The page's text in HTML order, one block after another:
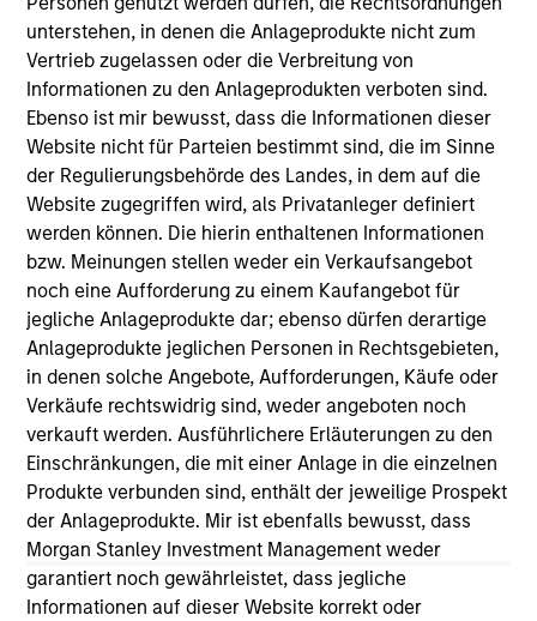
unterstehen, in denen die Anlageprodukte nicht zum
Vertrieb zugelassen oder die Verbreitung von
Informationen zu den Anlageprodukten verboten sind.
Ebenso ist mir bewusst, dass die Informationen dieser
Website nicht für Parteien bestimmt sind, die im Sinne
der Regulierungsbehörde des Landes, in dem auf die
Website zugegriffen wird, als Privatanleger definiert
werden können. Die hierin enthaltenen Informationen
bzw. Meinungen stellen weder ein Verkaufsangebot
noch eine Aufforderung zu einem Kaufangebot für
jegliche Anlageprodukte dar; ebenso dürfen derartige
Anlageprodukte jeglichen Personen in Rechtsgebieten,
in denen solche Angebote, Aufforderungen, Käufe oder
Verkäufe rechtswidrig sind, weder angeboten noch
verkauft werden. Ausführlichere Erläuterungen zu den
Einschränkungen, die mit einer Anlage in die einzelnen
Produkte verbunden sind, enthält der jeweilige Prospekt
der Anlageprodukte. Mir ist ebenfalls bewusst, dass
Morgan Stanley Investment Management weder
garantiert noch gewährleistet, dass jegliche
Informationen auf dieser Website korrekt oder
Morgan Stanley Expansion Capital
As of July 25, 2025. The above is provided for informational
and educational purposes only. There is no guarantee that
the investment mentioned resulted in positive performance
(for realized holdings), or will perform well in the future (for
current holdings). The trademarks and service marks above
are the property of their respective owners. The information
on this website has not been authorized, sponsored, or
otherwise approved by such owners. By clicking on any
links shown here, you agree that you are navigating to a
third party site. We are providing these hyperlinks to you
only as a convenience and the inclusion of any hyperlink is
not and does not imply any endorsement, approval,
investigation, verification or monitoring by us of any
information contained in any hyperlinked site. In no event
shall we be responsible for the information contained on
the site or your use of such site.